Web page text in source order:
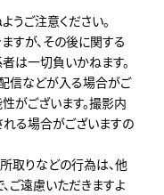
ご注意ください。
すが、その後に関する
は一切負いかねます。
信などが入る場合がご
がございます。撮影内
れる場合がございますの
取りなどの行為は、他
ご遠慮いただきますよ